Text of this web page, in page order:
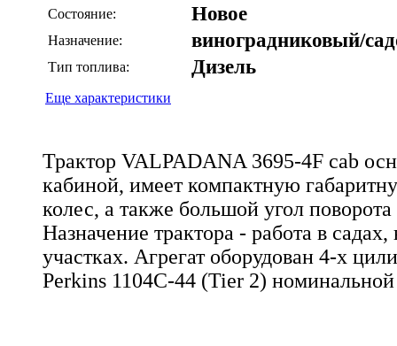
Состояние: Новое
Назначение: виноградниковый/
Тип топлива: Дизель
Еще характеристики
Трактор VALPADANA 3695-4F cab
кабиной, имеет компактную
колес, а также большой угол
Назначение трактора - работа в
участках. Агрегат оборудован 4-х
Perkins 1104C-44 (Tier 2)